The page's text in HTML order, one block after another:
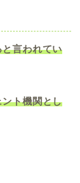
言われてい
ト機関とし